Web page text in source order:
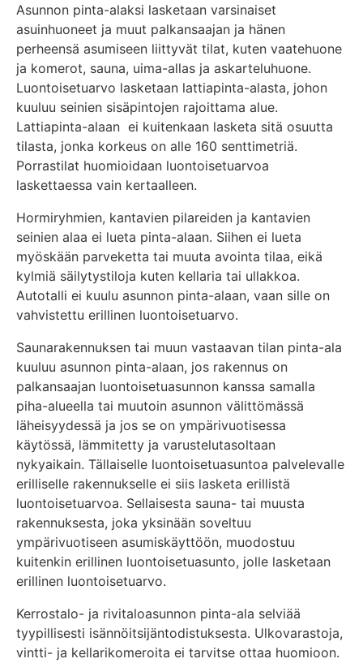
Asunnon pinta-alaksi lasketaan varsinaiset
asuinhuoneet ja muut palkansaajan ja hänen
perheensä asumiseen liittyvät tilat, kuten vaatehuone
ja komerot, sauna, uima-allas ja askarteluhuone.
Luontoisetuarvo lasketaan lattiapinta-alasta, johon
kuuluu seinien sisäpintojen rajoittama alue.
Lattiapinta-alaan ei kuitenkaan lasketa sitä osuutta
tilasta, jonka korkeus on alle 160 senttimetriä.
Porrastilat huomioidaan luontoisetuarvoa
laskettaessa vain kertaalleen.
Hormiryhmien, kantavien pilareiden ja kantavien
seinien alaa ei lueta pinta-alaan. Siihen ei lueta
myöskään parveketta tai muuta avointa tilaa, eikä
kylmiä säilytystiloja kuten kellaria tai ullakkoa.
Autotalli ei kuulu asunnon pinta-alaan, vaan sille on
vahvistettu erillinen luontoisetuarvo.
Saunarakennuksen tai muun vastaavan tilan pinta-ala
kuuluu asunnon pinta-alaan, jos rakennus on
palkansaajan luontoisetuasunnon kanssa samalla
piha-alueella tai muutoin asunnon välittömässä
läheisyydessä ja jos se on ympärivuotisessa
käytössä, lämmitetty ja varustelutasoltaan
nykyaikain. Tällaiselle luontoisetuasuntoa palvelevalle
erilliselle rakennukselle ei siis lasketa erillistä
luontoisetuarvoa. Sellaisesta sauna- tai muusta
rakennuksesta, joka yksinään soveltuu
ympärivuotiseen asumiskäyttöön, muodostuu
kuitenkin erillinen luontoisetuasunto, jolle lasketaan
erillinen luontoisetuarvo.
Kerrostalo- ja rivitaloasunnon pinta-ala selviää
tyypillisesti isännöitsijäntodistuksesta. Ulkovarastoja,
vintti- ja kellarikomeroita ei tarvitse ottaa huomioon.